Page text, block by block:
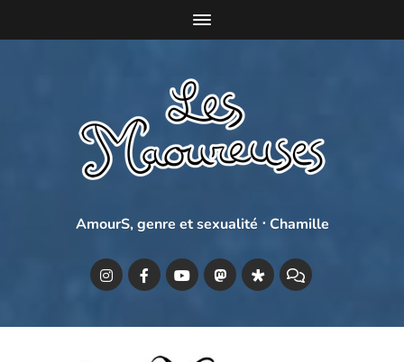
AmourS, genre et sexualité ⋅ Chamille